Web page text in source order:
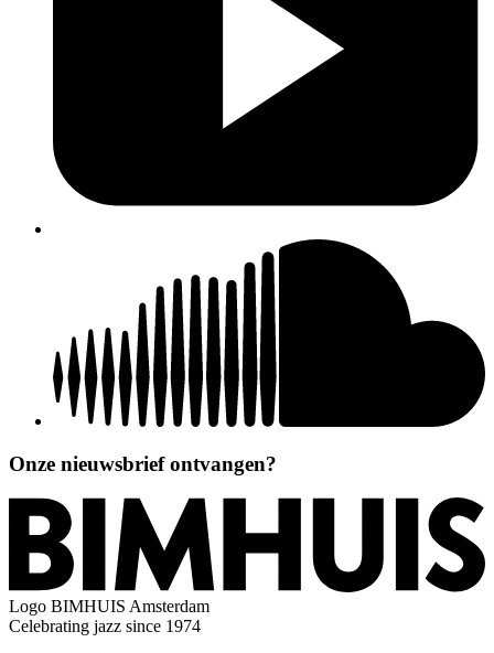
Onze nieuwsbrief ontvangen?
Logo BIMHUIS Amsterdam
Celebrating jazz since 1974